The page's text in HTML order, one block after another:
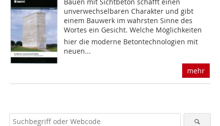
Bauen mit Sichtbeton schafft einen
unverwechselbaren Charakter und gibt
einem Bauwerk im wahrsten Sinne des
Wortes ein Gesicht. Welche Möglichkeiten
hier die moderne Betontechnologien mit
neuen...
mehr